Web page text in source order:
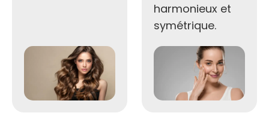
harmonieux et
symétrique.